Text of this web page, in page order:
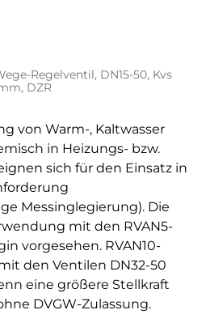
Regelventil, DN15-50, Kvs
DZR
von Warm-, Kaltwasser
in Heizungs- bzw.
sich für den Einsatz in
Messinglegierung). Die
mit den RVAN5-
vorgesehen. RVAN10-
den Ventilen DN32-50
eine größere Stellkraft
DVGW-Zulassung.